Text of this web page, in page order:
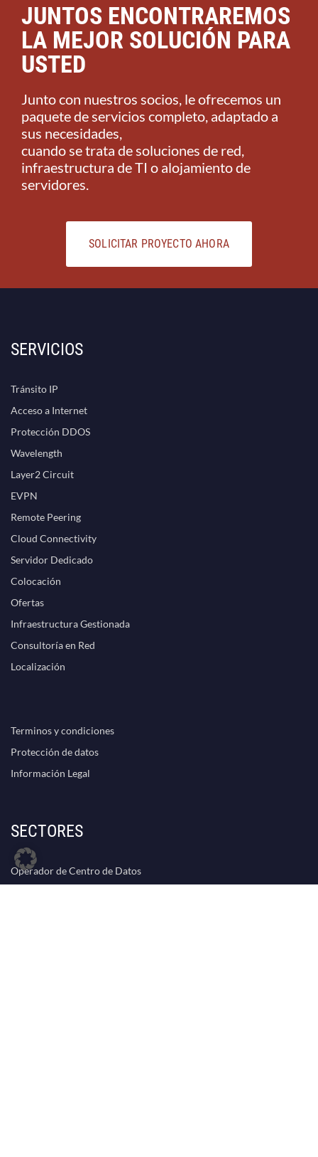
JUNTOS ENCONTRAREMOS
LA MEJOR SOLUCIÓN PARA
USTED​
Junto con nuestros socios, le ofrecemos un
paquete de servicios completo, adaptado a
sus necesidades,
cuando se trata de soluciones de red,
infraestructura de TI o alojamiento de
servidores.
SOLICITAR PROYECTO AHORA
SERVICIOS
Tránsito IP
Acceso a Internet
Protección DDOS
Wavelength
Layer2 Circuit
EVPN
Remote Peering
Cloud Connectivity
Servidor Dedicado
Colocación
Ofertas
Infraestructura Gestionada
Consultoría en Red
Localización
Terminos y condiciones
Protección de datos
Información Legal
SECTORES
Operador de Centro de Datos